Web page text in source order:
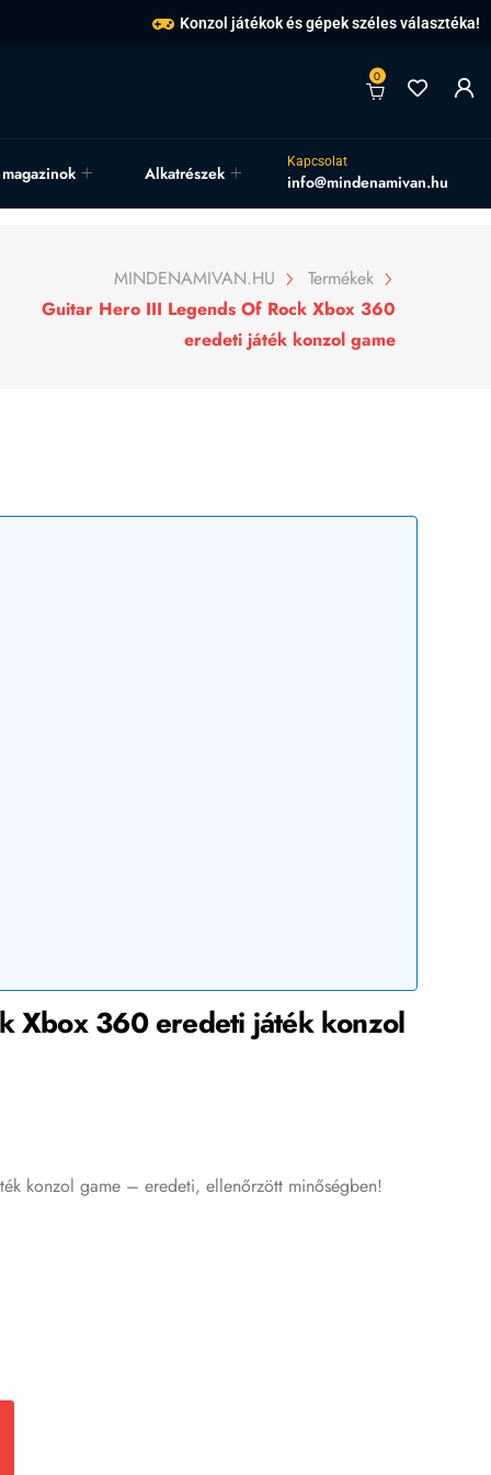
Konzol játékok és gépek széles választéka!
0
Alkatrészek
Kapcsolat
info@mindenamivan.hu
MINDENAMIVAN.HU
Termékek
Guitar Hero III Legends Of Rock Xbox 360
eredeti játék konzol game
Xbox 360 eredeti játék konzol
konzol game – eredeti, ellenőrzött minőségben!